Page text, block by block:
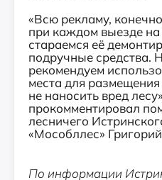
«Всю рекламу,
при каждом выезде
стараемся её
подручные средства.
рекомендуем
места для
не наносить вред
прокомментировал
лесничего
«Мособллес»
По информации